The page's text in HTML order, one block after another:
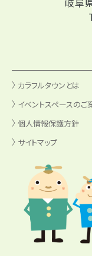
カラフルタウンとは
イベントスペースのご
個人情報保護方針
サイトマップ